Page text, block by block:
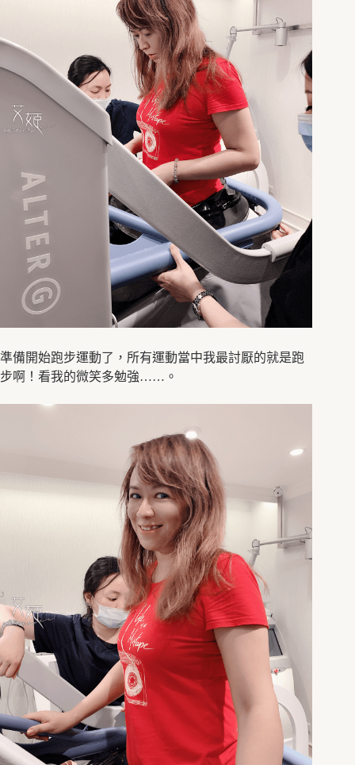
準備開始跑步運動了，所有運動當中我最討厭的就是跑
步啊！看我的微笑多勉強……。